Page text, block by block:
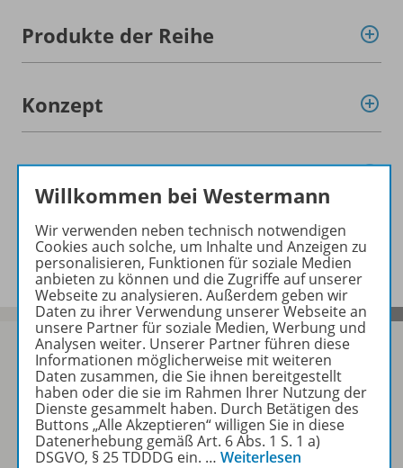
Produkte der Reihe
Konzept
Empfehlungen der Redaktion
Benachrichtigungs-Service
Sofort profitieren
Zum Newsletter anmelden
Willkommen bei Westermann
Wir verwenden neben technisch notwendigen
Cookies auch solche, um Inhalte und Anzeigen zu
personalisieren, Funktionen für soziale Medien
anbieten zu können und die Zugriffe auf unserer
Webseite zu analysieren. Außerdem geben wir
Daten zu ihrer Verwendung unserer Webseite an
unsere Partner für soziale Medien, Werbung und
Analysen weiter. Unserer Partner führen diese
Informationen möglicherweise mit weiteren
Daten zusammen, die Sie ihnen bereitgestellt
haben oder die sie im Rahmen Ihrer Nutzung der
Dienste gesammelt haben. Durch Betätigen des
Buttons „Alle Akzeptieren“ willigen Sie in diese
Datenerhebung gemäß Art. 6 Abs. 1 S. 1 a)
DSGVO, § 25 TDDDG ein. … Weiterlesen